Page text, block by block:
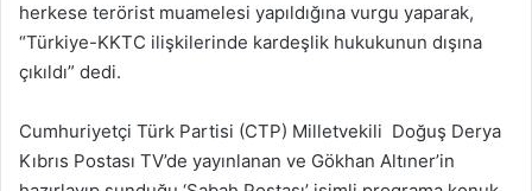
herkese terörist muamelesi yapıldığına vurgu yaparak,
“Türkiye-KKTC ilişkilerinde kardeşlik hukukunun dışına
çıkıldı” dedi.
Cumhuriyetçi Türk Partisi (CTP) Milletvekili Doğuş Derya
Kıbrıs Postası TV’de yayınlanan ve Gökhan Altıner’in